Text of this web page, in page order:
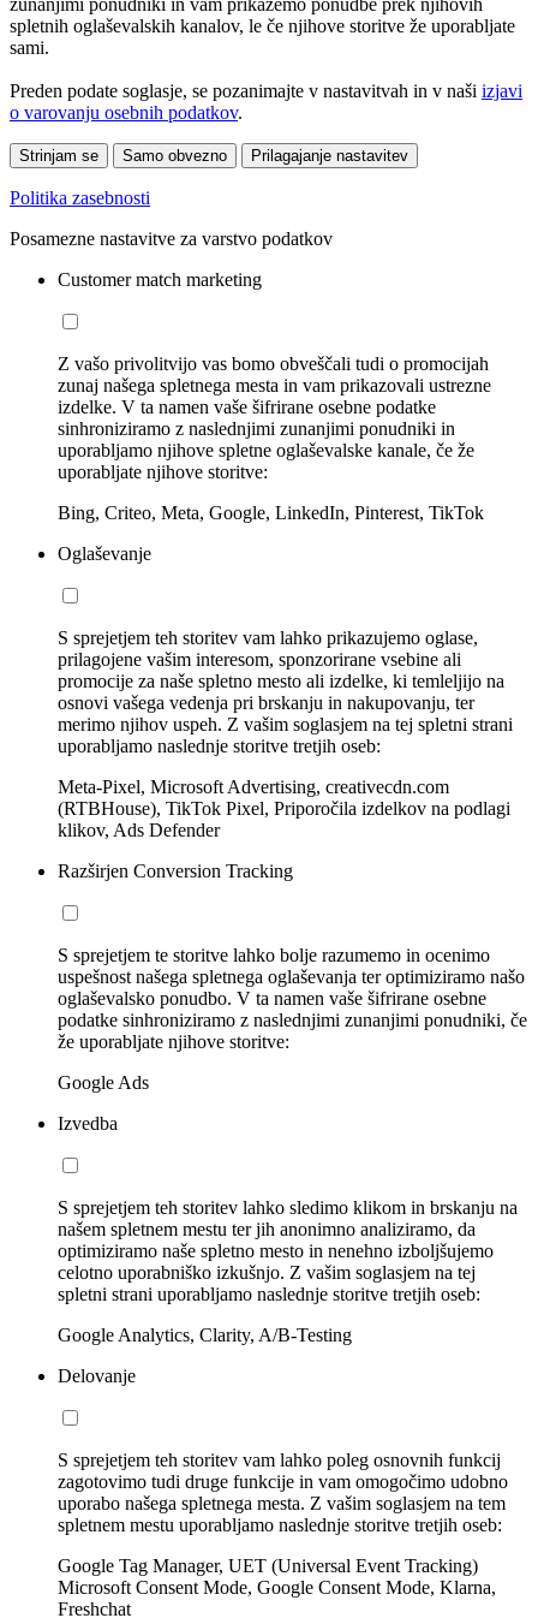
spletnih oglaševalskih kanalov, le če njihove storitve že uporabljate
sami.
Preden podate soglasje, se pozanimajte v nastavitvah in v naši izjavi
o varovanju osebnih podatkov.
Strinjam se Samo obvezno Prilagajanje nastavitev
Politika zasebnosti
Posamezne nastavitve za varstvo podatkov
Customer match marketing
Z vašo privolitvijo vas bomo obveščali tudi o promocijah
zunaj našega spletnega mesta in vam prikazovali ustrezne
izdelke. V ta namen vaše šifrirane osebne podatke
sinhroniziramo z naslednjimi zunanjimi ponudniki in
uporabljamo njihove spletne oglaševalske kanale, če že
uporabljate njihove storitve:
Bing, Criteo, Meta, Google, LinkedIn, Pinterest, TikTok
Oglaševanje
S sprejetjem teh storitev vam lahko prikazujemo oglase,
prilagojene vašim interesom, sponzorirane vsebine ali
promocije za naše spletno mesto ali izdelke, ki temleljijo na
osnovi vašega vedenja pri brskanju in nakupovanju, ter
merimo njihov uspeh. Z vašim soglasjem na tej spletni strani
uporabljamo naslednje storitve tretjih oseb:
Meta-Pixel, Microsoft Advertising, creativecdn.com
(RTBHouse), TikTok Pixel, Priporočila izdelkov na podlagi
klikov, Ads Defender
Razširjen Conversion Tracking
S sprejetjem te storitve lahko bolje razumemo in ocenimo
uspešnost našega spletnega oglaševanja ter optimiziramo našo
oglaševalsko ponudbo. V ta namen vaše šifrirane osebne
podatke sinhroniziramo z naslednjimi zunanjimi ponudniki, če
že uporabljate njihove storitve:
Google Ads
Izvedba
S sprejetjem teh storitev lahko sledimo klikom in brskanju na
našem spletnem mestu ter jih anonimno analiziramo, da
optimiziramo naše spletno mesto in nenehno izboljšujemo
celotno uporabniško izkušnjo. Z vašim soglasjem na tej
spletni strani uporabljamo naslednje storitve tretjih oseb:
Google Analytics, Clarity, A/B-Testing
Delovanje
S sprejetjem teh storitev vam lahko poleg osnovnih funkcij
zagotovimo tudi druge funkcije in vam omogočimo udobno
uporabo našega spletnega mesta. Z vašim soglasjem na tem
spletnem mestu uporabljamo naslednje storitve tretjih oseb:
Google Tag Manager, UET (Universal Event Tracking)
Microsoft Consent Mode, Google Consent Mode, Klarna,
Freshchat